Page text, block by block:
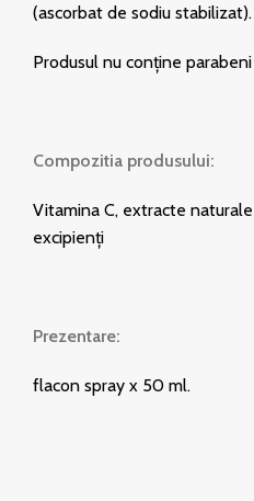
(ascorbat de sodiu stabilizat).
Produsul nu conține
Compozitia produsului:
Vitamina C, extracte
excipienți
Prezentare:
flacon spray x 50 ml.